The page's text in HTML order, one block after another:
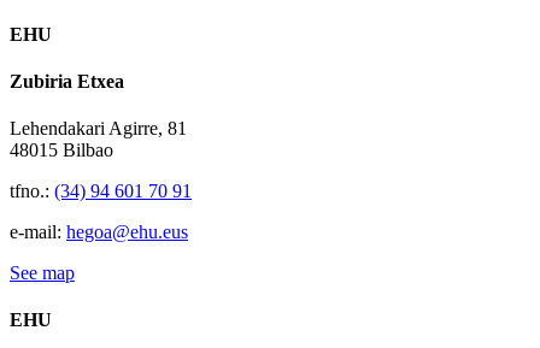
EHU
Zubiria Etxea
Lehendakari Agirre, 81
48015 Bilbao
tfno.: (34) 94 601 70 91
e-mail: hegoa@ehu.eus
See map
EHU